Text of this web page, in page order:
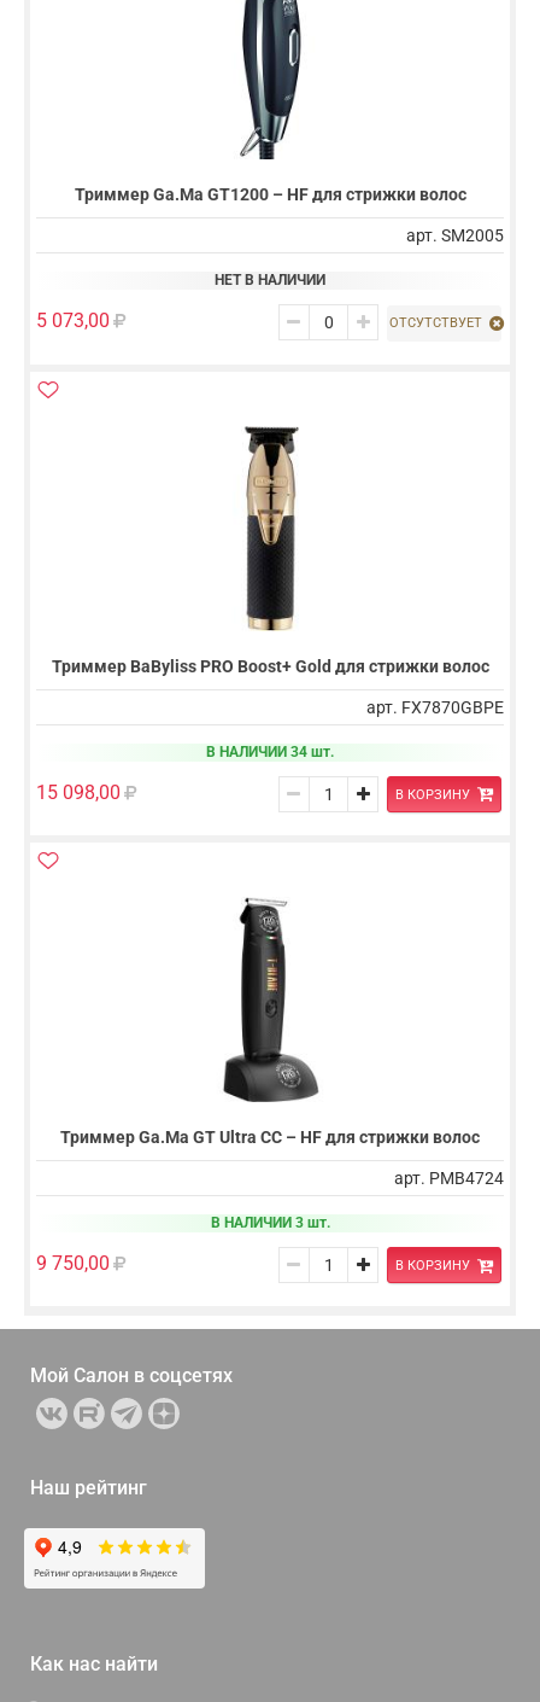
Триммер Ga.Ma GT1200 – HF для стрижки волос
арт. SM2005
НЕТ В НАЛИЧИИ
5 073,00 ОТСУТСТВУЕТ
Триммер BaByliss PRO Boost+ Gold для стрижки волос
арт. FX7870GBPE
В НАЛИЧИИ 34 шт.
15 098,00 В КОРЗИНУ
Триммер Ga.Ma GT Ultra CC – HF для стрижки волос
арт. PMB4724
В НАЛИЧИИ 3 шт.
9 750,00 В КОРЗИНУ
Мой Салон в соцсетях
Наш рейтинг
Как нас найти